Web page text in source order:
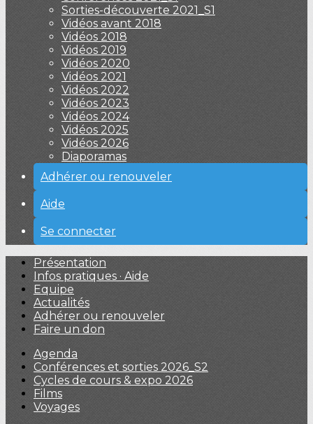
Sorties-découverte 2021_S1
Vidéos avant 2018
Vidéos 2018
Vidéos 2019
Vidéos 2020
Vidéos 2021
Vidéos 2022
Vidéos 2023
Vidéos 2024
Vidéos 2025
Vidéos 2026
Diaporamas
Adhérer ou renouveler
Aide
Se connecter
Présentation
Infos pratiques · Aide
Equipe
Actualités
Adhérer ou renouveler
Faire un don
Agenda
Conférences et sorties 2026_S2
Cycles de cours & expo 2026
Films
Voyages